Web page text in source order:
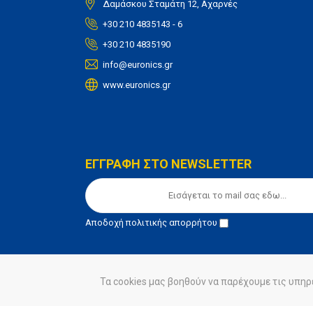
Δαμάσκου Σταμάτη 12, Αχαρνές
+30 210 4835143 - 6
+30 210 4835190
info@euronics.gr
www.euronics.gr
ΕΓΓΡΑΦΗ ΣΤΟ NEWSLETTER
Αποδοχήπολιτικής απορρήτου
© euronics 2020 Όροι Χρήσης Πολιτική
Τα cookies μας βοηθούν να παρέχουμε τις